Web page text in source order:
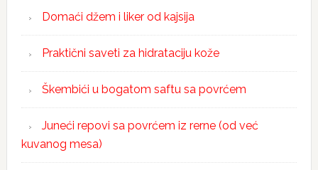
Domaći džem i liker od kajsija
Praktični saveti za hidrataciju kože
Škembići u bogatom saftu sa povrćem
Juneći repovi sa povrćem iz rerne (od već
kuvanog mesa)